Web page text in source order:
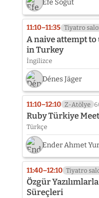
Efe Söğüt
11:10–11:35 Tiyatro
A naive attempt
in Turkey
İngilizce
Dénes Jäger
11:10–12:10 Z-Atölye
Ruby Türkiye
Türkçe
Ender Ahmet
11:40–12:10 Tiyatro
Özgür
Süreçleri